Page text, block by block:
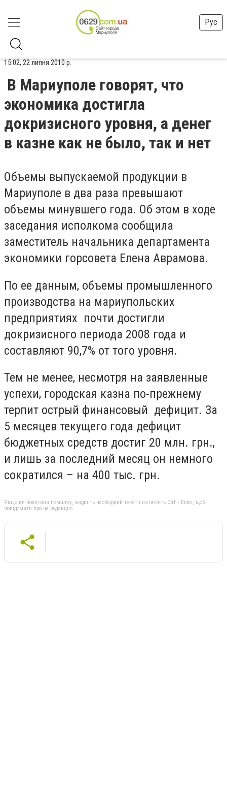
Рус
15:02, 22 липня 2010 р.
В Мариуполе говорят, что
экономика достигла
докризисного уровня, а денег
в казне как не было, так и нет
Объемы выпускаемой продукции в
Мариуполе в два раза превышают
объемы минувшего года. Об этом в ходе
заседания исполкома сообщила
заместитель начальника департамента
экономики горсовета Елена Аврамова.
По ее данным, объемы промышленного
производства на мариупольских
предприятиях почти достигли
докризисного периода 2008 года и
составляют 90,7% от того уровня.
Тем не менее, несмотря на заявленные
успехи, городская казна по-прежнему
терпит острый финансовый дефицит. За
5 месяцев текущего года дефицит
бюджетных средств достиг 20 млн. грн.,
и лишь за последний месяц он немного
сократился – на 400 тыс. грн.
Якщо ви помітили помилку, виділіть необхідний текст і натисніть Ctrl + Enter, щоб
повідомити про це редакцію